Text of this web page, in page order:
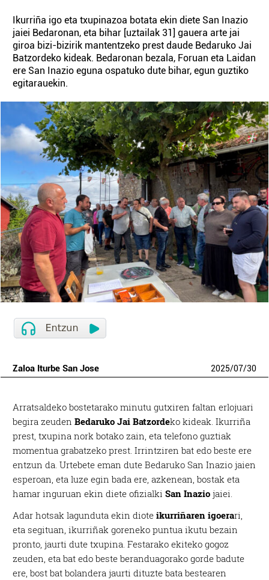
Ikurriña igo eta txupinazoa botata ekin diete San Inazio
jaiei Bedaronan, eta bihar [uztailak 31] gauera arte jai
giroa bizi-bizirik mantentzeko prest daude Bedaruko Jai
Batzordeko kideak. Bedaronan bezala, Foruan eta Laidan
ere San Inazio eguna ospatuko dute bihar, egun guztiko
egitarauekin.
Zaloa Iturbe San Jose 2025/07/30
Arratsaldeko bostetarako minutu gutxiren faltan erlojuari
begira zeudenBedaruko Jai Batzordeko kideak. Ikurriña
prest, txupina nork botako zain, eta telefono guztiak
momentua grabatzeko prest. Irrintziren bat edo beste ere
entzun da. Urtebete eman dute Bedaruko San Inazio jaien
esperoan, eta luze egin bada ere, azkenean, bostak eta
hamar inguruan ekin diete ofizialkiSan Inazio jaiei.
Adar hotsak lagunduta ekin diote ikurriñaren igoerari,
eta segituan, ikurriñak goreneko puntua ikutu bezain
pronto, jaurti dute txupina. Festarako ekiteko gogoz
zeuden, eta bat edo beste beranduagorako gorde badute
ere, bost bat bolandera jaurti dituzte bata bestearen